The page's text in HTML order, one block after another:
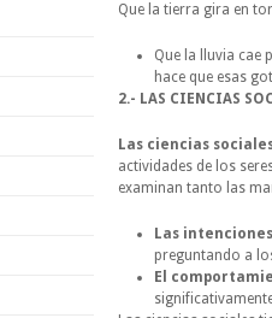
Que la tierra gira en
Que la lluvia cae
hace que esas
2.- LAS CIENCIAS
Las ciencias
actividades de los
examinan tanto las
Las
preguntando a
El